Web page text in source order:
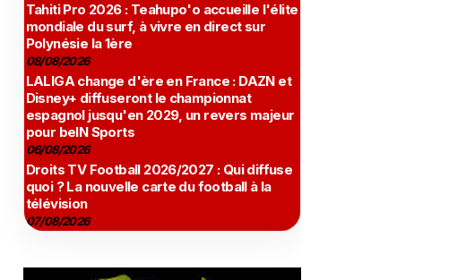
Tahiti Pro 2026 : Teahupo'o accueille l'élite
mondiale du surf, à vivre en direct sur
Polynésie la 1ère
08/08/2026
LALIGA change d'ère en France : DAZN et
Disney+ diffuseront le championnat
espagnol jusqu'en 2029, un revers majeur
pour beIN Sports
06/08/2026
Droits TV Football 2026/2027 : Qui diffuse
quoi ? La nouvelle carte du football à la
télévision
07/08/2026